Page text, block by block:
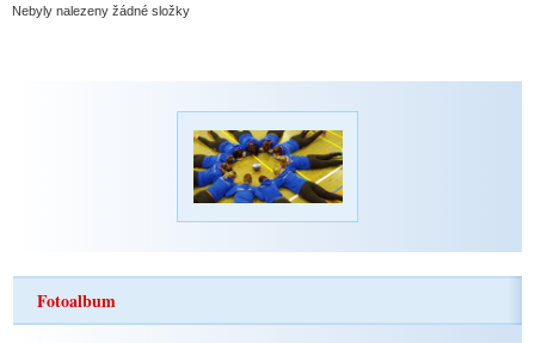
Nebyly nalezeny žádné složky
Fotoalbum